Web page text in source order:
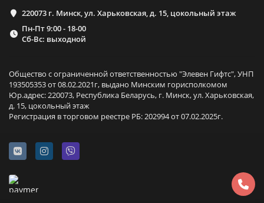
220073 г. Минск, ул. Харьковская, д. 15, цокольный этаж
Пн-Пт 9:00 - 18-00
Сб-Вс: выходной
Общество с ограниченной ответственностью "Элевен Гифтс", УНП
193505353 от 08.02.2021г, выдано Минским горисполкомом
Юр.адрес: 220073, Республика Беларусь, г. Минск, ул. Харьковская,
д. 15, цокольный этаж
Регистрация в торговом реестре РБ: 202994 от 07.02.2025г.